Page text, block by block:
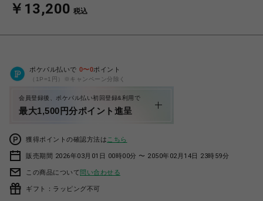
￥13,200 税込
ポケパル払いで 0〜0ポイント
（1P=1円）※キャンペーン分除く
会員登録後、ポケパル払い初回登録&利用で
最大1,500円分ポイント進呈
獲得ポイントの確認方法は こちら
販売期間 2026年03月01日 00時00分 〜 2050年02月14日 23時59分
この商品について問い合わせる
ギフト：ラッピング不可